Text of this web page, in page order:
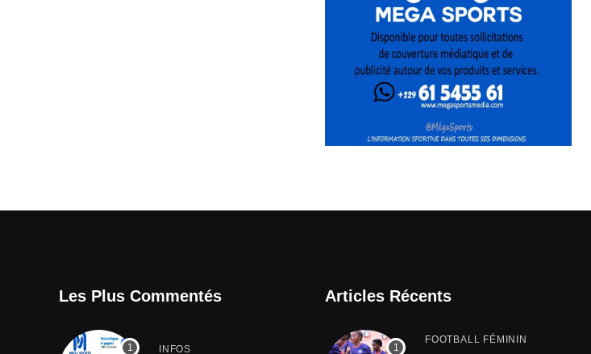
Les Plus Commentés
INFOS
Articles Récents
FOOTBALL FÉMININ